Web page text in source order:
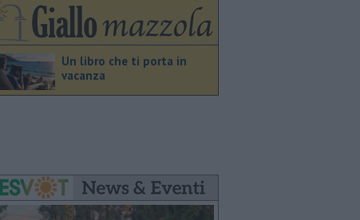
Un libro che ti porta in
vacanza